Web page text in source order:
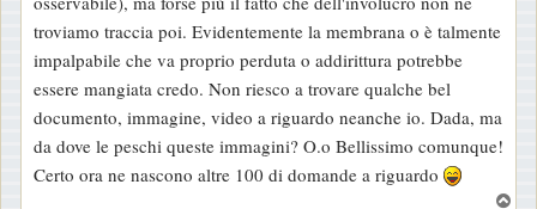
troviamo traccia poi. Evidentemente la membrana o è talmente
impalpabile che va proprio perduta o addirittura potrebbe
essere mangiata credo. Non riesco a trovare qualche bel
documento, immagine, video a riguardo neanche io. Dada, ma
da dove le peschi queste immagini? O.o Bellissimo comunque!
Certo ora ne nascono altre 100 di domande a riguardo